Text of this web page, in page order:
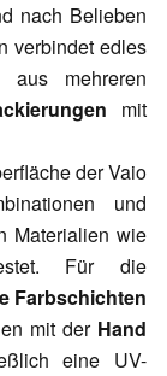
nach Belieben
verbindet edles
aus mehreren
mit
der Vaio
und
Materialien wie
Für die
Farbschichten
mit der Hand
eine UV-